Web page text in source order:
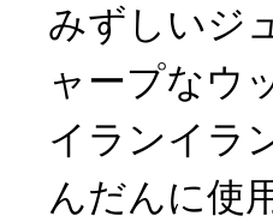
みずしいジ
ャープなウ
イランイラ
んだんに使